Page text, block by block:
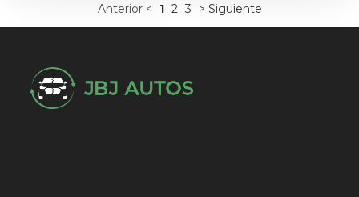
Anterior < 1 2 3 > Siguiente